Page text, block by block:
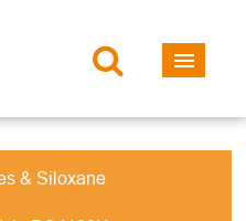
& Siloxane